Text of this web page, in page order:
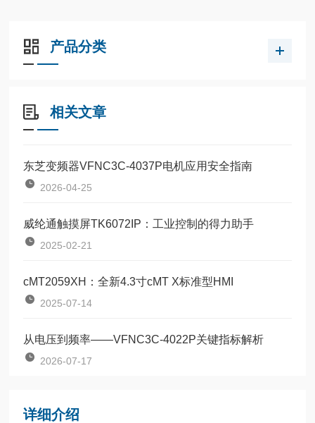
产品分类
相关文章
东芝变频器VFNC3C-4037P电机应用安全指南
2026-04-25
威纶通触摸屏TK6072IP：工业控制的得力助手
2025-02-21
cMT2059XH：全新4.3寸cMT X标准型HMI
2025-07-14
从电压到频率——VFNC3C-4022P关键指标解析
2026-07-17
详细介绍